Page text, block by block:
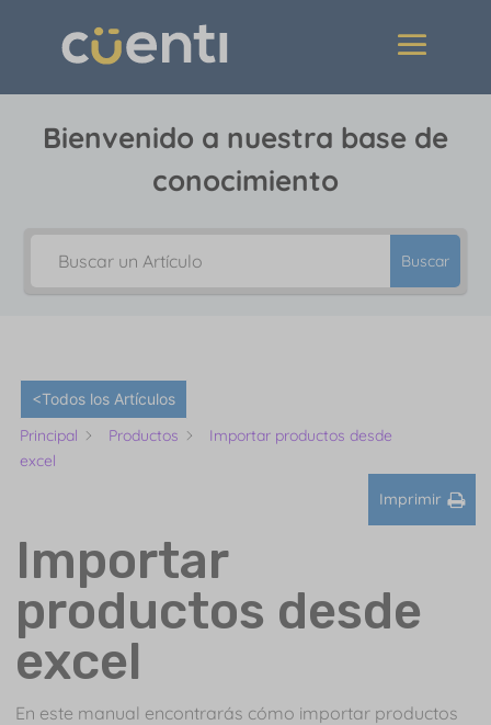
Bienvenido a nuestra base de
conocimiento
Buscar
<Todos los Artículos
Principal Productos
Importar productos desde
excel
Imprimir
Importar
productos desde
excel
En este manual encontrarás cómo importar productos